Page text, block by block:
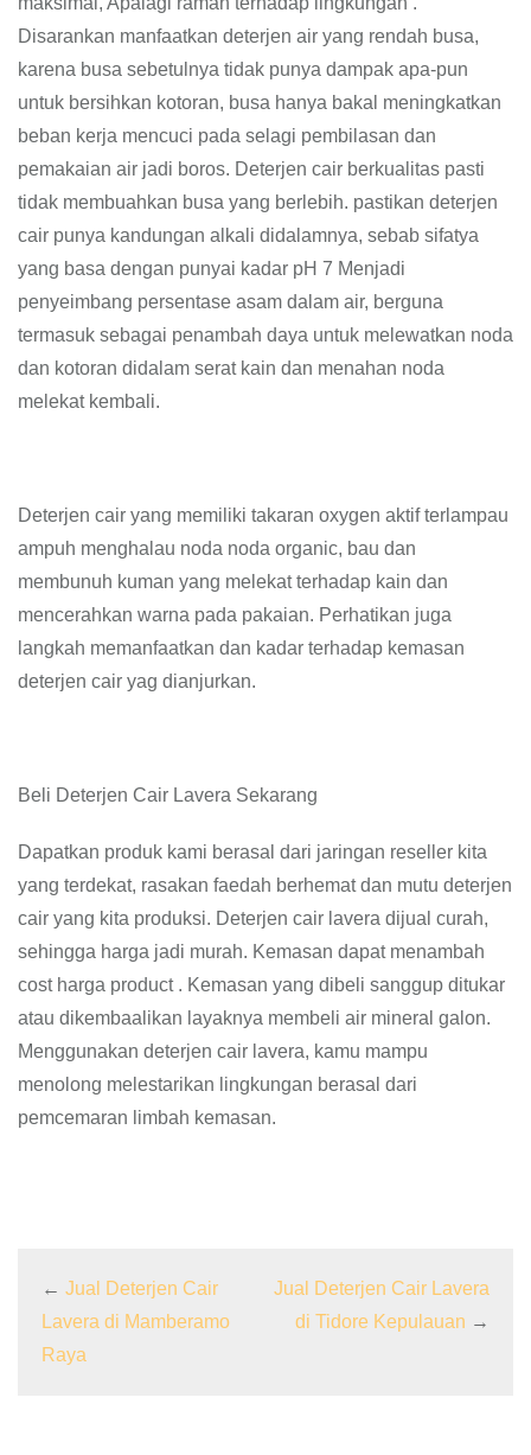
Disarankan manfaatkan deterjen air yang rendah busa,
karena busa sebetulnya tidak punya dampak apa-pun
untuk bersihkan kotoran, busa hanya bakal meningkatkan
beban kerja mencuci pada selagi pembilasan dan
pemakaian air jadi boros. Deterjen cair berkualitas pasti
tidak membuahkan busa yang berlebih. pastikan deterjen
cair punya kandungan alkali didalamnya, sebab sifatya
yang basa dengan punyai kadar pH 7 Menjadi
penyeimbang persentase asam dalam air, berguna
termasuk sebagai penambah daya untuk melewatkan noda
dan kotoran didalam serat kain dan menahan noda
melekat kembali.
Deterjen cair yang memiliki takaran oxygen aktif terlampau
ampuh menghalau noda noda organic, bau dan
membunuh kuman yang melekat terhadap kain dan
mencerahkan warna pada pakaian. Perhatikan juga
langkah memanfaatkan dan kadar terhadap kemasan
deterjen cair yag dianjurkan.
Beli Deterjen Cair Lavera Sekarang
Dapatkan produk kami berasal dari jaringan reseller kita
yang terdekat, rasakan faedah berhemat dan mutu deterjen
cair yang kita produksi. Deterjen cair lavera dijual curah,
sehingga harga jadi murah. Kemasan dapat menambah
cost harga product . Kemasan yang dibeli sanggup ditukar
atau dikembaalikan layaknya membeli air mineral galon.
Menggunakan deterjen cair lavera, kamu mampu
menolong melestarikan lingkungan berasal dari
pemcemaran limbah kemasan.
← Jual Deterjen Cair
Lavera di Mamberamo
Raya
Jual Deterjen Cair Lavera
di Tidore Kepulauan →